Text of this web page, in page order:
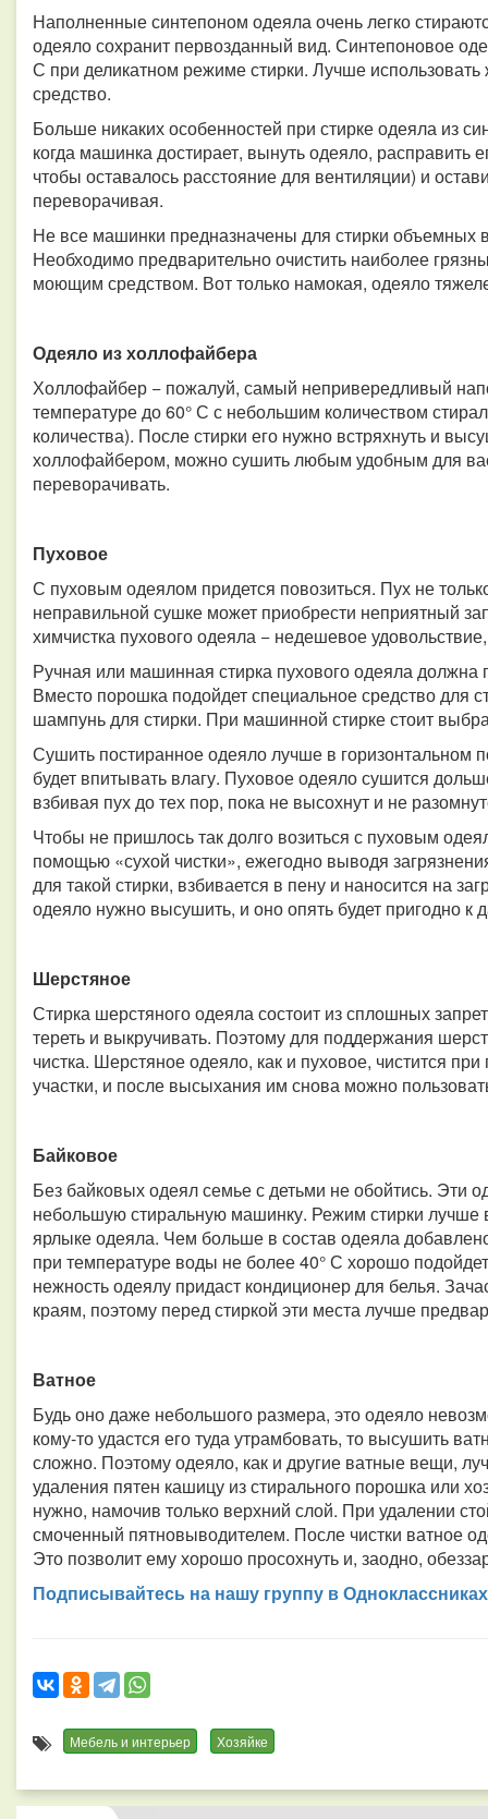
Наполненные синтепоном одеяла очень легко
одеяло сохранит первозданный вид. Синтепоновое
С при деликатном режиме стирки. Лучше
средство.
Больше никаких особенностей при стирке одеяла из
когда машинка достирает, вынуть одеяло, расправить
чтобы оставалось расстояние для вентиляции) и
переворачивая.
Не все машинки предназначены для стирки объемных
Необходимо предварительно очистить наиболее
моющим средством. Вот только намокая, одеяло
Одеяло из холлофайбера
Холлофайбер − пожалуй, самый непривередливый
температуре до 60° С с небольшим количеством
количества). После стирки его нужно встряхнуть и
холлофайбером, можно сушить любым удобным для
переворачивать.
Пуховое
С пуховым одеялом придется повозиться. Пух не
неправильной сушке может приобрести неприятный
химчистка пухового одеяла − недешевое
Ручная или машинная стирка пухового одеяла
Вместо порошка подойдет специальное средство для
шампунь для стирки. При машинной стирке стоит
Сушить постиранное одеяло лучше в горизонтальном
будет впитывать влагу. Пуховое одеяло сушится
взбивая пух до тех пор, пока не высохнут и не
Чтобы не пришлось так долго возиться с пуховым
помощью «сухой чистки», ежегодно выводя
для такой стирки, взбивается в пену и наносится на
одеяло нужно высушить, и оно опять будет пригодно
Шерстяное
Стирка шерстяного одеяла состоит из сплошных
тереть и выкручивать. Поэтому для поддержания
чистка. Шерстяное одеяло, как и пуховое, чистится
участки, и после высыхания им снова можно
Байковое
Без байковых одеял семье с детьми не обойтись. Эти
небольшую стиральную машинку. Режим стирки лучше
ярлыке одеяла. Чем больше в состав одеяла
при температуре воды не более 40° С хорошо
нежность одеялу придаст кондиционер для белья.
краям, поэтому перед стиркой эти места лучше
Ватное
Будь оно даже небольшого размера, это одеяло
кому-то удастся его туда утрамбовать, то высушить
сложно. Поэтому одеяло, как и другие ватные вещи,
удаления пятен кашицу из стирального порошка или
нужно, намочив только верхний слой. При удалении
смоченный пятновыводителем. После чистки ватное
Это позволит ему хорошо просохнуть и, заодно,
Подписывайтесь на нашу группу в Одноклассниках
Мебель и интерьер Хозяйке